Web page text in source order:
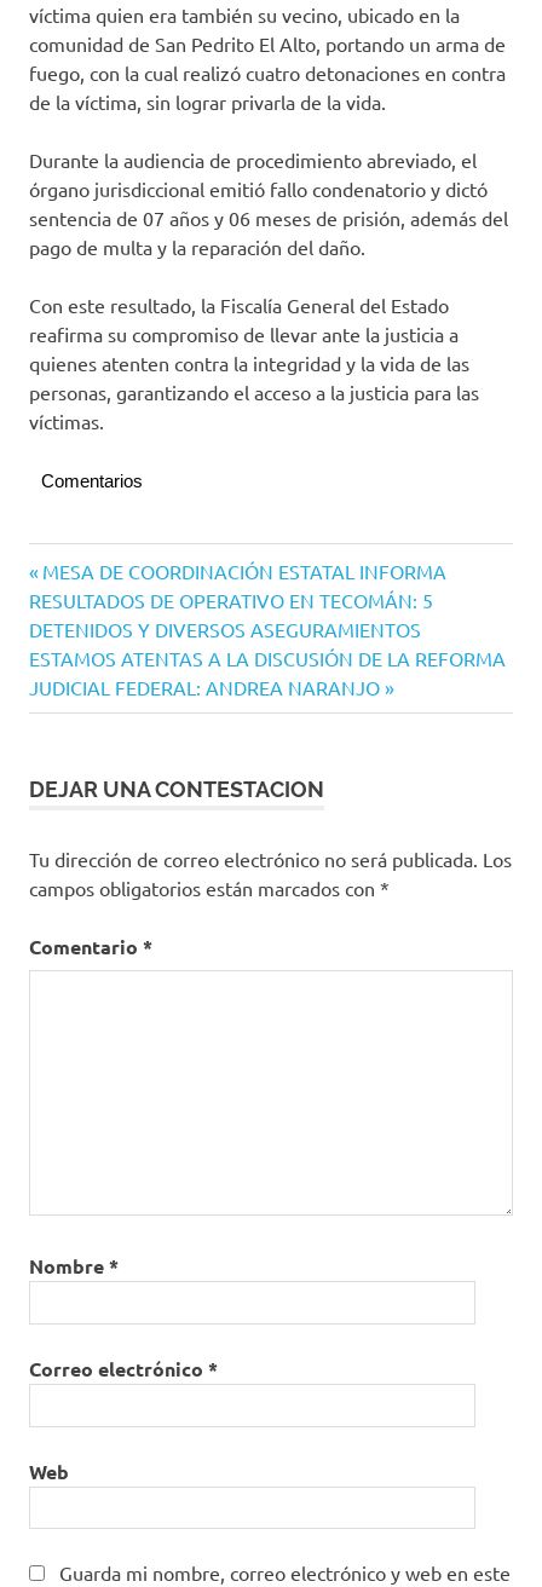
víctima quien era también su vecino, ubicado en la
comunidad de San Pedrito El Alto, portando un arma de
fuego, con la cual realizó cuatro detonaciones en contra
de la víctima, sin lograr privarla de la vida.
Durante la audiencia de procedimiento abreviado, el
órgano jurisdiccional emitió fallo condenatorio y dictó
sentencia de 07 años y 06 meses de prisión, además del
pago de multa y la reparación del daño.
Con este resultado, la Fiscalía General del Estado
reafirma su compromiso de llevar ante la justicia a
quienes atenten contra la integridad y la vida de las
personas, garantizando el acceso a la justicia para las
víctimas.
Comentarios
Navegación
de
entradas
Entrada
anterior:
MESA DE COORDINACIÓN ESTATAL INFORMA
RESULTADOS DE OPERATIVO EN TECOMÁN: 5
DETENIDOS Y DIVERSOS ASEGURAMIENTOS
Siguiente
entrada:
ESTAMOS ATENTAS A LA DISCUSIÓN DE LA REFORMA
JUDICIAL FEDERAL: ANDREA NARANJO
DEJAR UNA CONTESTACION
Tu dirección de correo electrónico no será publicada. Los
campos obligatorios están marcados con *
Comentario *
Nombre*
Correo electrónico *
Web
Guarda mi nombre, correo electrónico y web en este